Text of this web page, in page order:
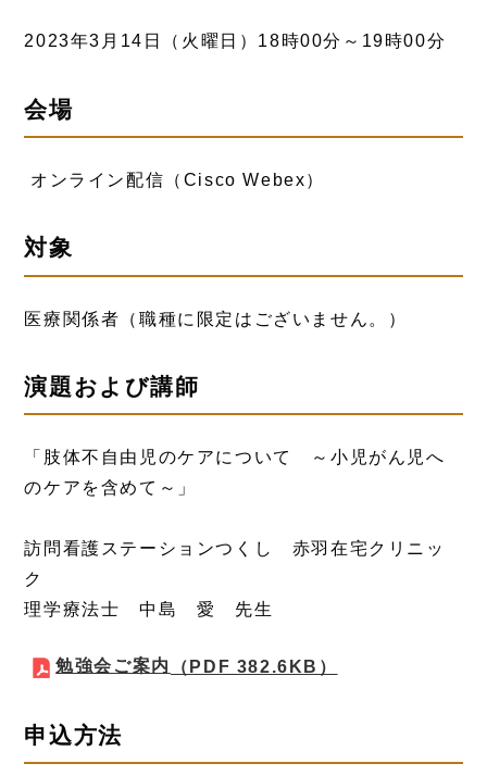
2023年3月14日（火曜日）18時00分～19時00分
会場
オンライン配信（Cisco Webex）
対象
医療関係者（職種に限定はございません。）
演題および講師
「肢体不自由児のケアについて ～小児がん児へ
のケアを含めて～」
訪問看護ステーションつくし 赤羽在宅クリニッ
ク
理学療法士 中島 愛 先生
勉強会ご案内 （PDF 382.6KB）
申込方法